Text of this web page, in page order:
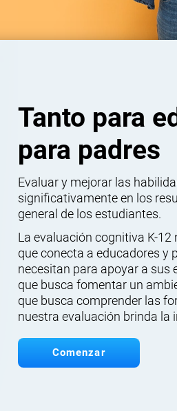
Tanto para
para padres
Evaluar y mejorar las
significativamente en los
general de los estudiantes.
La evaluación cognitiva K-
que conecta a educadores y
necesitan para apoyar a sus
que busca fomentar un
que busca comprender las
nuestra evaluación brinda la
Comenzar